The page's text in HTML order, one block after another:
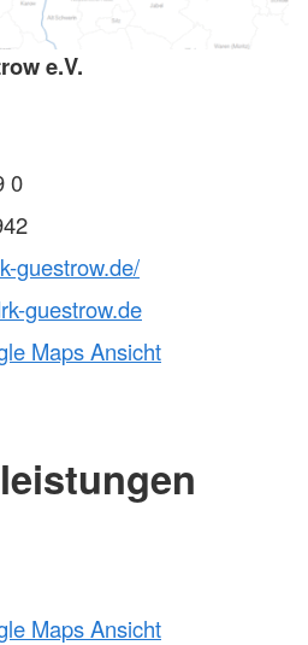
e.V.
0
guestrow.de/
guestrow.de
Maps Ansicht
Maps Ansicht